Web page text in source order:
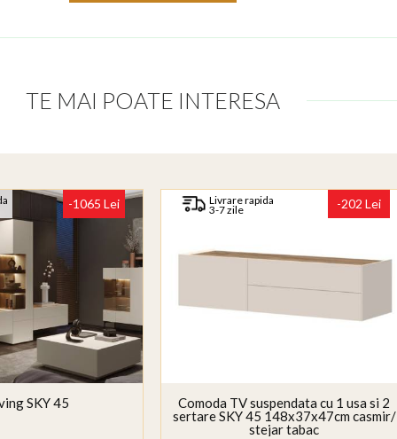
TE MAI POATE INTERESA
-1065 Lei
SKY 45
Livrare rapida
3-7 zile -202 Lei
Comoda TV suspendata cu 1 usa si 2
sertare SKY 45 148x37x47cm casmir/
stejar tabac